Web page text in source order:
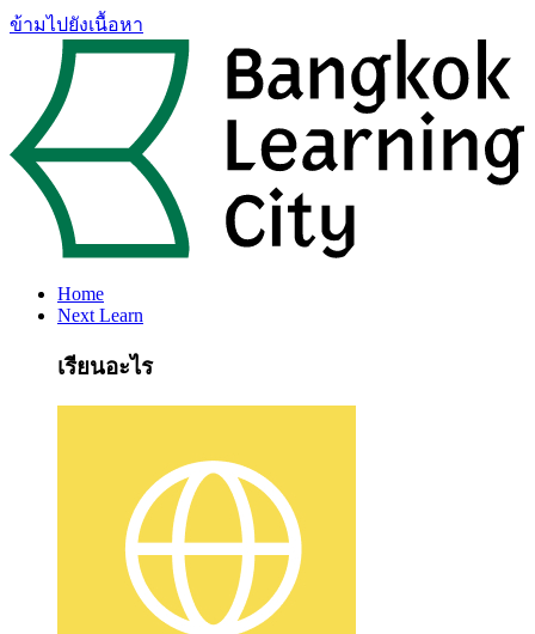
ข้ามไปยังเนื้อหา
Home
Next Learn
เรียนอะไร